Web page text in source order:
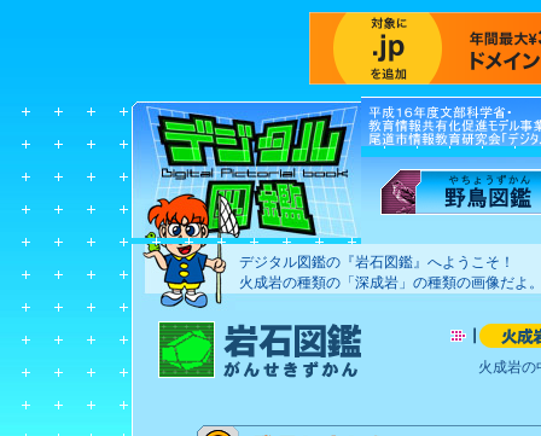
デジタル図鑑の『岩石図鑑』へようこそ！
火成岩の種類の「深成岩」の種類の画像だよ
火成岩の